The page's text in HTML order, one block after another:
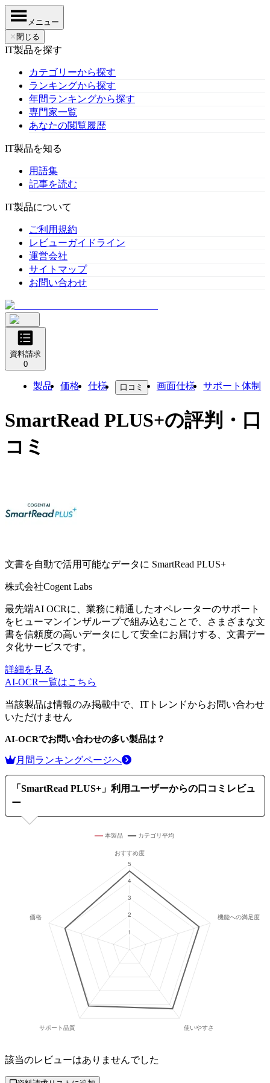
メニュー
✕ 閉じる
IT製品を探す
カテゴリーから探す
ランキングから探す
年間ランキングから探す
専門家一覧
あなたの閲覧履歴
IT製品を知る
用語集
記事を読む
IT製品について
ご利用規約
レビューガイドライン
運営会社
サイトマップ
お問い合わせ
資料請求
0
製品 価格 仕様 口コミ 画面仕様 サポート体制
SmartRead PLUS+の評判・口
コミ
文書を自動で活用可能なデータに SmartRead PLUS+
株式会社Cogent Labs
最先端AI OCRに、業務に精通したオペレーターのサポート
をヒューマンインザループで組み込むことで、さまざまな文
書を信頼度の高いデータにして安全にお届けする、文書デー
タ化サービスです。
詳細を見る
AI-OCR一覧はこちら
当該製品は情報のみ掲載中で、ITトレンドからお問い合わせ
いただけません
AI-OCRでお問い合わせの多い製品は？
月間ランキングページへ
「 SmartRead PLUS+ 」利用ユーザーからの口コミレビュ
ー
該当のレビューはありませんでした